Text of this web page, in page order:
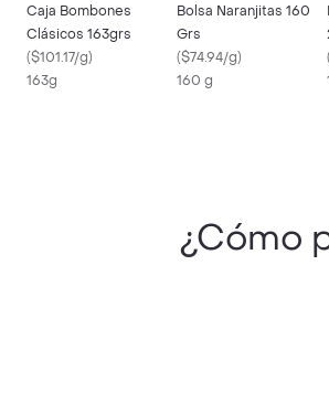
Caja Bombones
Clásicos 163grs
($101.17/g)
163g
Bolsa Naranjitas 160
Grs
($74.94/g)
160 g
¿Cómo